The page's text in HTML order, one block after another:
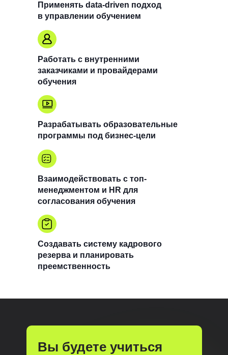
Работать с внутренними
заказчиками и провайдерами
обучения
Разрабатывать образовательные
программы под бизнес-цели
Взаимодействовать с топ-
менеджментом и HR для
согласования обучения
Создавать систему кадрового
резерва и планировать
преемственность
Применять data-driven подход
в управлении обучением
Вы будете учиться